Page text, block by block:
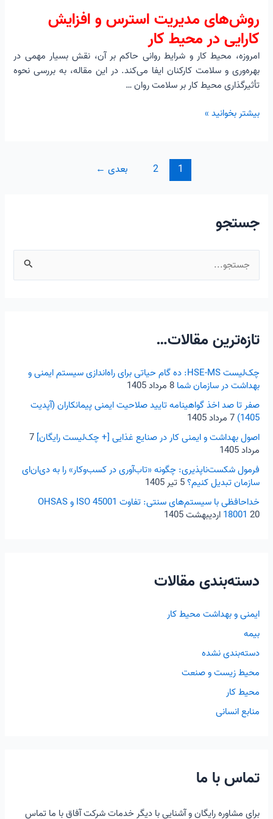
جستجو
س
و
ر
ا
ی
:
تازه‌ترین مقالات…
چک‌لیست HSE-MS: ده گام حیاتی برای راه‌اندازی سیستم ایمنی و
بهداشت در سازمان شما 8 مرداد 1405
صفر تا صد اخذ گواهینامه تایید صلاحیت ایمنی پیمانکاران (آپدیت
1405) 7 مرداد 1405
اصول بهداشت و ایمنی کار در صنایع غذایی [+ چک‌لیست رایگان] 7
مرداد 1405
فرمول شکست‌ناپذیری: چگونه «تاب‌آوری در کسب‌و‌کار» را به دی‌ان‌ای
سازمان تبدیل کنیم؟5 تیر 1405
خداحافظی با سیستم‌های سنتی: تفاوت ISO 45001 و OHSAS
18001 20 اردیبهشت 1405
دسته‌بندی مقالات
ایمنی و بهداشت محیط کار
بیمه
دسته‌بندی نشده
محیط زیست و صنعت
محیط کار
منابع انسانی
تماس با ما
برای مشاوره رایگان و آشنایی با دیگر خدمات شرکت آفاق با ما تماس
روش‌های مدیریت استرس و افزایش
کارایی در محیط کار
امروزه، محیط کار و شرایط روانی حاکم بر آن، نقش بسیار مهمی در
بهره‌وری و سلامت کارکنان ایفا می‌کند. در این مقاله، به بررسی نحوه
تأثیرگذاری محیط کار بر سلامت روان …
کارایی
در
محیط
کار
بیشتر بخوانید »
1
2 بعدی ←